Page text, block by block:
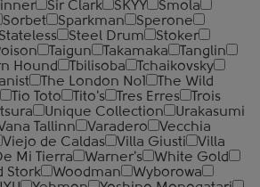
Sir Clark SKYY
Smola
Sorbet Sparkman
Sperone
Stateless Steel Drum
Stoker
Taigun Takamaka
Tanglin
Hound Tbilisoba
Tchaikovsky
The London №1
The Wild
Tio Toto Tito's Tres Erres
Trois
Unique Collection
Urakasumi
Tallinn Varadero
Vecchia
Viejo de Caldas Villa Giusti
Villa
Mi Tierra Warner's
White Gold
Stork Woodman
Wyborowa